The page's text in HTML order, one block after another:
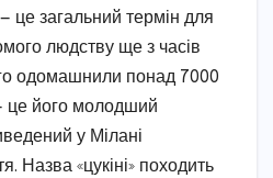
це загальний термін для
людству ще з часів
одомашнили понад 7000
це його молодший
у Мілані
Назва «цукіні» походить